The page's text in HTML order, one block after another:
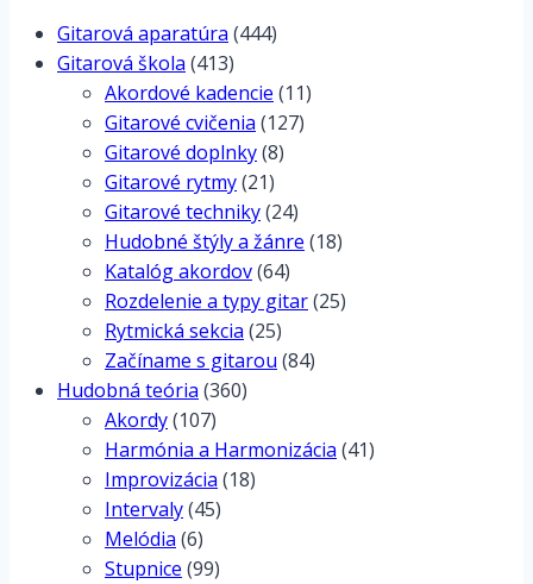
Gitarová aparatúra (444)
Gitarová škola (413)
Akordové kadencie (11)
Gitarové cvičenia (127)
Gitarové doplnky(8)
Gitarové rytmy(21)
Gitarové techniky(24)
Hudobné štýly a žánre (18)
Katalóg akordov(64)
Rozdelenie a typy gitar(25)
Rytmická sekcia (25)
Začíname s gitarou (84)
Hudobná teória (360)
Akordy(107)
Harmónia a Harmonizácia (41)
Improvizácia (18)
Intervaly(45)
Melódia (6)
Stupnice (99)